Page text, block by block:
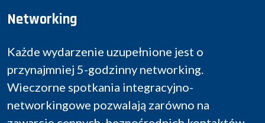
Networking
Każde wydarzenie uzupełnione jest o
przynajmniej 5-godzinny networking.
Wieczorne spotkania integracyjno-
networkingowe pozwalają zarówno na